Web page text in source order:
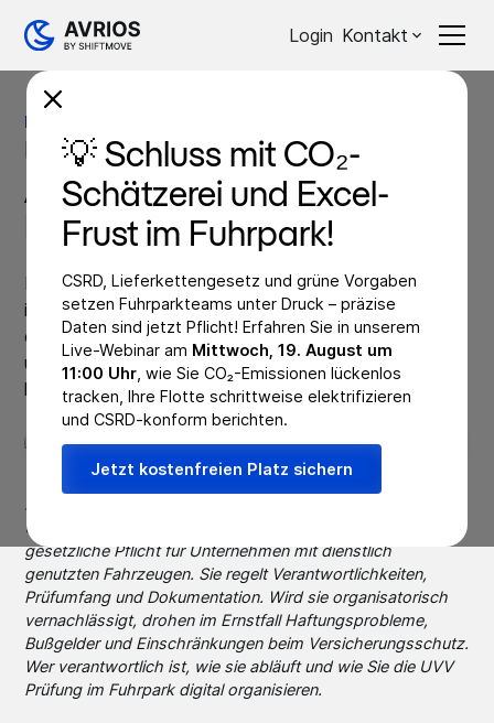
Login Kontakt
💡 Schluss mit CO₂-
Schätzerei und Excel-
Frust im Fuhrpark!
CSRD, Lieferkettengesetz und grüne Vorgaben
setzen Fuhrparkteams unter Druck – präzise
Daten sind jetzt Pflicht! Erfahren Sie in unserem
Live-Webinar am Mittwoch, 19. August um
11:00 Uhr , wie Sie CO₂-Emissionen lückenlos
tracken, Ihre Flotte schrittweise elektrifizieren
und CSRD-konform berichten.
Jetzt kostenfreien Platz sichern
Blog
UVV Prüfung von Pkw:
Ablauf, Pflichten und
Dokumentation
Die UVV Prüfung gehört zu den wichtigen Aufgaben
im Fuhrparkmanagement und ist regelmäßig
durchzuführen. Was die UVV Prüfung tatsächlich ist
und worauf Fuhrparkleiter achten müssen, erfahren Sie
hier.
05.05.2023
Die UVV Prüfung von Pkw gilt im Fuhrpark oft als Routine.
Und genau deshalb wird sie unterschätzt. Dabei ist sie eine
gesetzliche Pflicht für Unternehmen mit dienstlich
genutzten Fahrzeugen. Sie regelt Verantwortlichkeiten,
Prüfumfang und Dokumentation. Wird sie organisatorisch
vernachlässigt, drohen im Ernstfall Haftungsprobleme,
Bußgelder und Einschränkungen beim Versicherungsschutz.
Wer verantwortlich ist, wie sie abläuft und wie Sie die UVV
Prüfung im Fuhrpark digital organisieren.